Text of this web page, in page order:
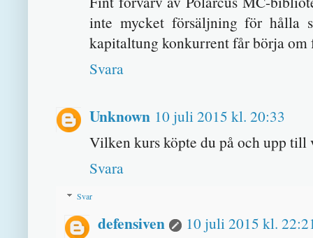
inte mycket försäljning för hålla
kapitaltung konkurrent får börja om
Svara
Unknown 10 juli 2015 kl. 20:33
Vilken kurs köpte du på och upp till
Svara
Svar
defensiven
10 juli 2015 kl.